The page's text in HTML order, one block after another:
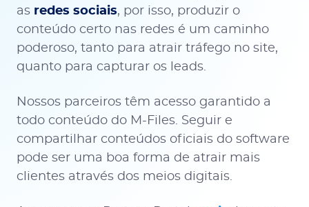
as redes sociais, por isso, produzir o
conteúdo certo nas redes é um caminho
poderoso, tanto para atrair tráfego no site,
quanto para capturar os leads.
Nossos parceiros têm acesso garantido a
todo conteúdo do M-Files. Seguir e
compartilhar conteúdos oficiais do software
pode ser uma boa forma de atrair mais
clientes através dos meios digitais.